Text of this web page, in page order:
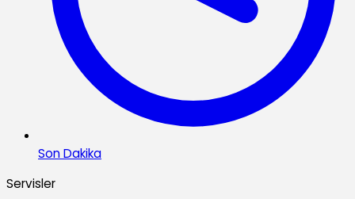
Son Dakika
Servisler